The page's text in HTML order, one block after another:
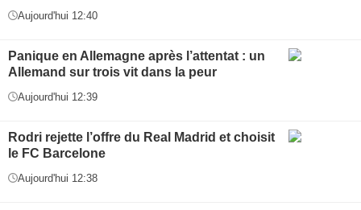
Aujourd'hui 12:40
Panique en Allemagne après l’attentat : un
Allemand sur trois vit dans la peur
Aujourd'hui 12:39
Rodri rejette l’offre du Real Madrid et choisit
le FC Barcelone
Aujourd'hui 12:38